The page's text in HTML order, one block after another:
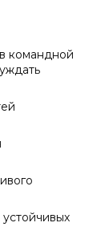
командной